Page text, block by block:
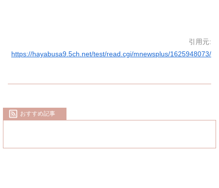
引用元:
https://hayabusa9.5ch.net/test/read.cgi/mnewsplus/1625948073/
おすすめ記事